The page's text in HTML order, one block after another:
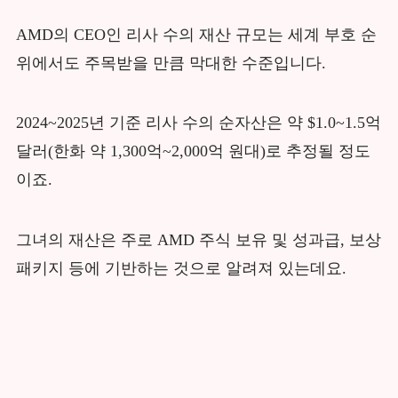
AMD의 CEO인 리사 수의 재산 규모는 세계 부호 순
위에서도 주목받을 만큼 막대한 수준입니다.
2024~2025년 기준 리사 수의 순자산은 약 $1.0~1.5억
달러(한화 약 1,300억~2,000억 원대)로 추정될 정도
이죠.
그녀의 재산은 주로 AMD 주식 보유 및 성과급, 보상
패키지 등에 기반하는 것으로 알려져 있는데요.